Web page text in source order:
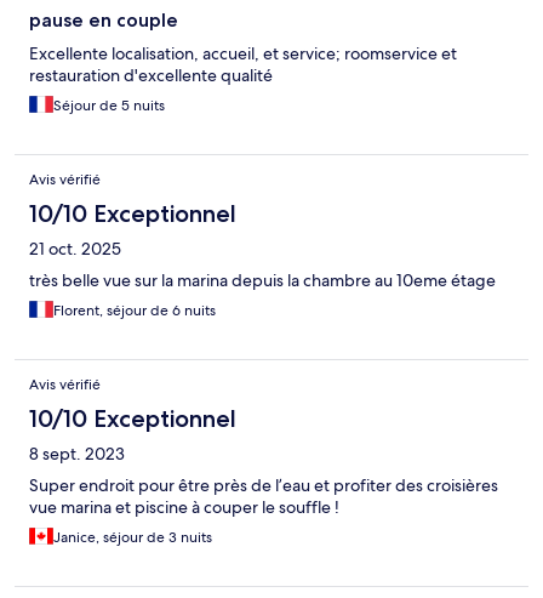
pause en couple
Excellente localisation, accueil, et service; roomservice et
restauration d'excellente qualité
Séjour de 5 nuits
Avis vérifié
10/10 Exceptionnel
21 oct. 2025
très belle vue sur la marina depuis la chambre au 10eme étage
Florent, séjour de 6 nuits
Avis vérifié
10/10 Exceptionnel
8 sept. 2023
Super endroit pour être près de l’eau et profiter des croisières
vue marina et piscine à couper le souffle !
Janice, séjour de 3 nuits